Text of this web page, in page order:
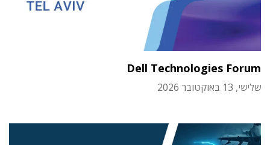
Dell Technologies Forum
שלישי, 13 באוקטובר 2026